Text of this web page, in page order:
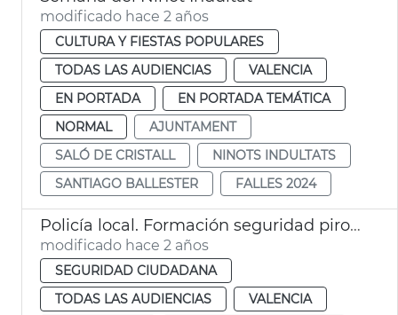
modificado hace 2 años
CULTURA Y FIESTAS POPULARES
TODAS LAS AUDIENCIAS
VALENCIA
EN PORTADA
EN PORTADA TEMÁTICA
NORMAL
AJUNTAMENT
SALÓ DE CRISTALL
NINOTS INDULTATS
SANTIAGO BALLESTER
FALLES 2024
Policía local. Formación seguridad pirotecnia en colegios
modificado hace 2 años
SEGURIDAD CIUDADANA
TODAS LAS AUDIENCIAS
VALENCIA